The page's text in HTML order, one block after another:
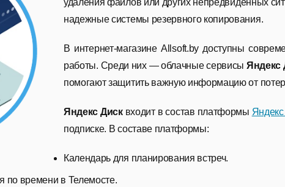
удаления файлов или других непредвиденных
надежные системы резервного копирования.
В интернет-магазине Allsoft.by доступны
работы. Среди них — облачные сервисы Яндекс
помогают защитить важную информацию от
Яндекс Диск входит в состав платформы
подписке. В составе платформы:
Календарь для планирования встреч.
по времени в Телемосте.